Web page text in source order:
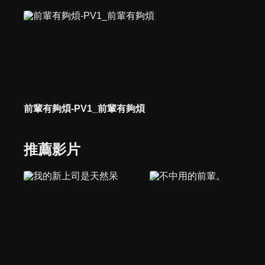
前輩有夠煩-PV1_前輩有夠煩
推薦影片